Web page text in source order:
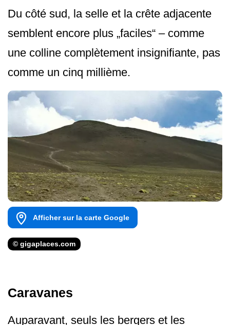
Du côté sud, la selle et la crête adjacente
semblent encore plus „faciles“ – comme
une colline complètement insignifiante, pas
comme un cinq millième.
Afficher sur la carte Google
© gigaplaces.com
Caravanes
Auparavant, seuls les bergers et les